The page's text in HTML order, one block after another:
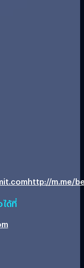
http://m.me/
ด้ที่